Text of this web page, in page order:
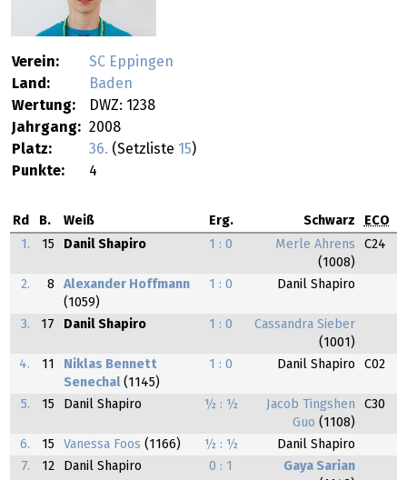
Verein:
SC Eppingen
Land:
Baden
Wertung:
DWZ: 1238
Jahrgang: 2008
Platz:
36. (Setzliste 15)
Punkte:
4
Rd B. Weiß Erg. Schwarz
ECO
1.
15 Danil Shapiro 1 : 0
Merle Ahrens
(1008)
C24
2. 8
Alexander Hoffmann
(1059)
1 : 0 Danil Shapiro
3. 17 Danil Shapiro 1 : 0
Cassandra Sieber
(1001)
4.
11
Niklas Bennett
Senechal (1145)
1 : 0 Danil Shapiro C02
5. 15 Danil Shapiro ½ : ½
Jacob Tingshen
Guo (1108)
C30
6. 15 Vanessa Foos (1166) ½ : ½
Danil Shapiro
7.
12 Danil Shapiro 0 : 1
Gaya Sarian